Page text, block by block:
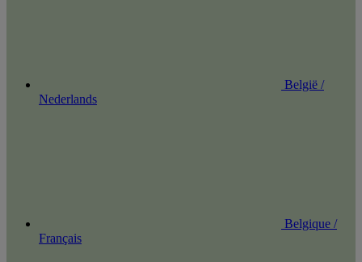
België /
Nederlands
Belgique /
Français